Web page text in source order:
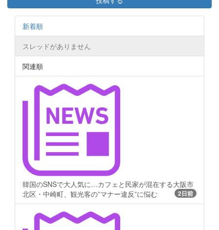
新着順
スレッドがありません
関連順
韓国のSNSで大人気に…カフェと民家が混在する大阪市
北区・中崎町、観光客の”マナー違反”に悩む
2日前